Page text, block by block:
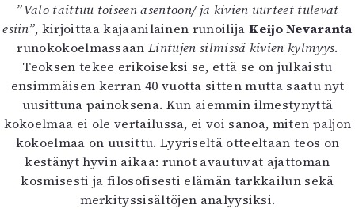
Näyttelyt
Musiikki
Levyt
Kuvataide
Kirjat
In English
Esitystaide
Arkisto
Lehdet
”Valo taittuu toiseen asentoon/ ja kivien uurteet tulevat
esiin”, kirjoittaa kajaanilainen runoilija Keijo Nevaranta
runokokoelmassaanLintujen silmissä kivien kylmyys.
Teoksen tekee erikoiseksi se, että se on julkaistu
ensimmäisen kerran 40 vuotta sitten mutta saatu nyt
uusittuna painoksena. Kun aiemmin ilmestynyttä
kokoelmaa ei ole vertailussa, ei voi sanoa, miten paljon
kokoelmaa on uusittu. Lyyriseltä otteeltaan teos on
kestänyt hyvin aikaa: runot avautuvat ajattoman
kosmisesti ja filosofisesti elämän tarkkailun sekä
merkityssisältöjen analyysiksi.